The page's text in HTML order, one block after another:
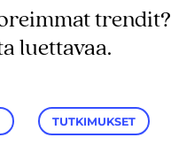
trendit?
luettavaa.
TUTKIMUKSET